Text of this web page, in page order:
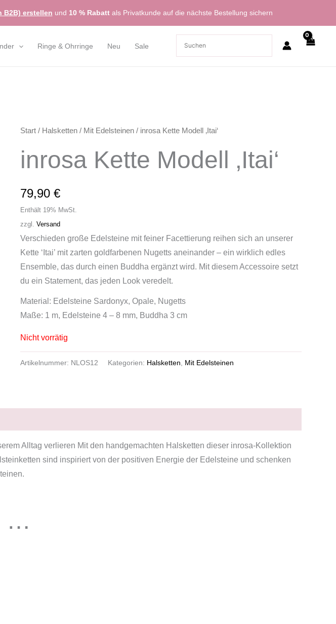
B2B) erstellen und 10 % Rabattals Privatkunde auf die nächste Bestellung sichern
Ringe & Ohrringe Neu Sale
Start / Halsketten / Mit Edelsteinen / inrosa Kette Modell ‚Itai‘
inrosa Kette Modell ‚Itai‘
79,90€
Enthält 19% MwSt.
zzgl.Versand
Verschieden große Edelsteine mit feiner Facettierung reihen sich an unserer
Kette ‘Itai’ mit zarten goldfarbenen Nugetts aneinander – ein wirklich edles
Ensemble, das durch einen Buddha ergänzt wird. Mit diesem Accessoire setzt
du ein Statement, das jeden Look veredelt.
Material: Edelsteine Sardonyx, Opale, Nugetts
Maße: 1 m, Edelsteine 4 – 8 mm, Buddha 3 cm
Nicht vorrätig
Artikelnummer: NLOS12 Kategorien: Halsketten, Mit Edelsteinen
Alltag verlieren Mit den handgemachten Halsketten dieser inrosa-Kollektion
sind inspiriert von der positiven Energie der Edelsteine und schenken
…